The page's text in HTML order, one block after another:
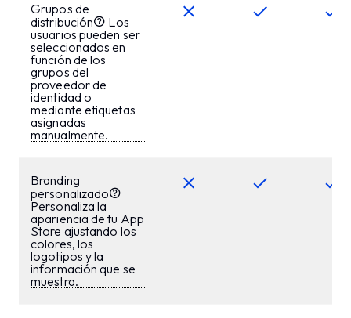
Grupos de
distribución
Los
usuarios pueden ser
seleccionados en
función de los
grupos del
proveedor de
identidad o
mediante etiquetas
asignadas
manualmente.
Branding
personalizado
Personaliza la
apariencia de tu App
Store ajustando los
colores, los
logotipos y la
información que se
muestra.